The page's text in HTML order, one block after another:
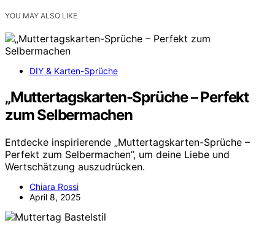
YOU MAY ALSO LIKE
DIY & Karten-Sprüche
„Muttertagskarten-Sprüche – Perfekt
zum Selbermachen
Entdecke inspirierende „Muttertagskarten-Sprüche –
Perfekt zum Selbermachen”, um deine Liebe und
Wertschätzung auszudrücken.
Chiara Rossi
April 8, 2025